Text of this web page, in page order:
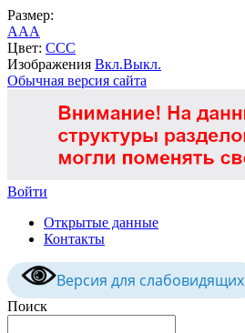
Размер:
AAA
Цвет: CCC
Изображения Вкл.Выкл.
Обычная версия сайта
Войти
Открытые данные
Контакты
Версия для слабовидящих
Поиск